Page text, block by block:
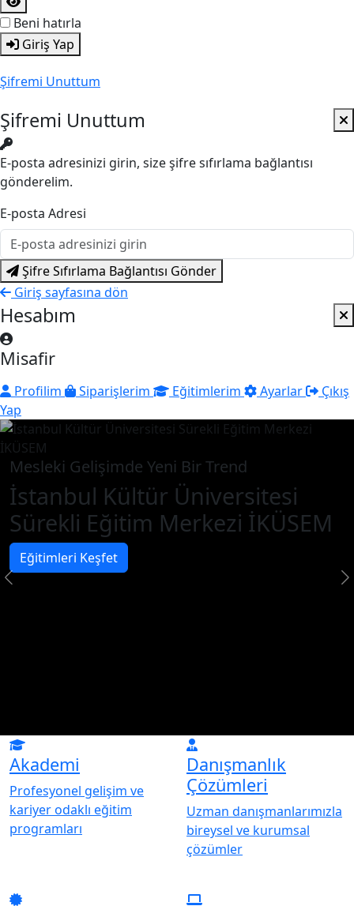
Beni hatırla
Giriş Yap
Şifremi Unuttum
Şifremi Unuttum
E-posta adresinizi girin, size şifre sıfırlama bağlantısı
gönderelim.
E-posta Adresi
Şifre Sıfırlama Bağlantısı Gönder
Giriş sayfasına dön
Hesabım
Misafir
Profilim Siparişlerim Eğitimlerim Ayarlar
Çıkış
Yap
Mesleki Gelişimde Yeni Bir Trend
İstanbul Kültür Üniversitesi
Sürekli Eğitim Merkezi İKÜSEM
Eğitimleri Keşfet
Akademi
Profesyonel gelişim ve
kariyer odaklı eğitim
programları
Danışmanlık
Çözümleri
Uzman danışmanlarımızla
bireysel ve kurumsal
çözümler